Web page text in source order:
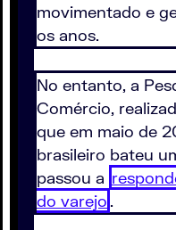
movimentado e
os anos.
No entanto, a
Comércio,
que em maio de
brasileiro bateu
passou a
do varejo .